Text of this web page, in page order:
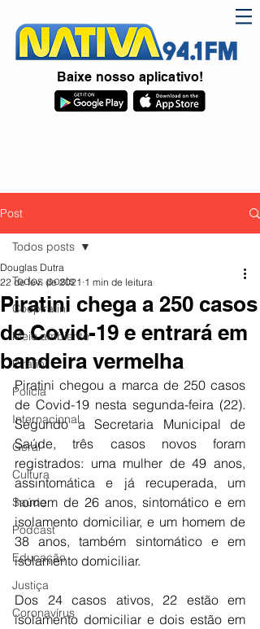
Baixe nosso aplicativo!
Post
Todos posts
Coopiratini
Meio ambiente
Piratini
Polícia
Internacional
Geral
Cultura
Saúde
Podcast
Educação
Justiça
Coronavírus
Todos posts
Piratini chega a 250 casos
de Covid-19 e entrará em
bandeira vermelha
Douglas Dutra
22 de fev. de 2021 1 min de leitura
Piratini chegou a marca de 250 casos
de Covid-19 nesta segunda-feira (22).
Segundo a Secretaria Municipal de
Saúde, três casos novos foram
registrados: uma mulher de 49 anos,
assintomática e já recuperada, um
homem de 26 anos, sintomático e em
isolamento domiciliar, e um homem de
38 anos, também sintomático e em
isolamento domiciliar.
Dos 24 casos ativos, 22 estão em
isolamento domiciliar e dois estão em